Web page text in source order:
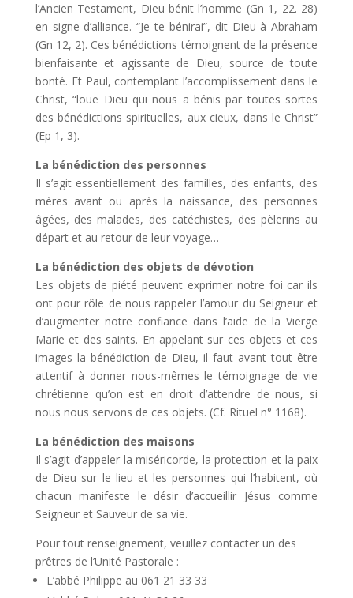
l’Ancien Testament, Dieu bénit l’homme (Gn 1, 22. 28)
en signe d’alliance. “Je te bénirai”, dit Dieu à Abraham
(Gn 12, 2). Ces bénédictions témoignent de la présence
bienfaisante et agissante de Dieu, source de toute
bonté. Et Paul, contemplant l’accomplissement dans le
Christ, “loue Dieu qui nous a bénis par toutes sortes
des bénédictions spirituelles, aux cieux, dans le Christ”
(Ep 1, 3).
La bénédiction des personnes
Il s’agit essentiellement des familles, des enfants, des
mères avant ou après la naissance, des personnes
âgées, des malades, des catéchistes, des pèlerins au
départ et au retour de leur voyage…
La bénédiction des objets de dévotion
Les objets de piété peuvent exprimer notre foi car ils
ont pour rôle de nous rappeler l’amour du Seigneur et
d’augmenter notre confiance dans l’aide de la Vierge
Marie et des saints. En appelant sur ces objets et ces
images la bénédiction de Dieu, il faut avant tout être
attentif à donner nous-mêmes le témoignage de vie
chrétienne qu’on est en droit d’attendre de nous, si
nous nous servons de ces objets. (Cf. Rituel n° 1168).
La bénédiction des maisons
Il s’agit d’appeler la miséricorde, la protection et la paix
de Dieu sur le lieu et les personnes qui l’habitent, où
chacun manifeste le désir d’accueillir Jésus comme
Seigneur et Sauveur de sa vie.
Pour tout renseignement, veuillez contacter un des
prêtres de l’Unité Pastorale :
L’abbé Philippe au 061 21 33 33